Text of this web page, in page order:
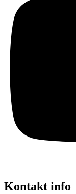
Kontakt info